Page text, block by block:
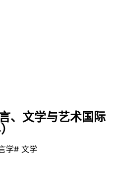
、文学与艺术国际
学# 文学